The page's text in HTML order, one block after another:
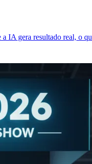
gera resultado real, o